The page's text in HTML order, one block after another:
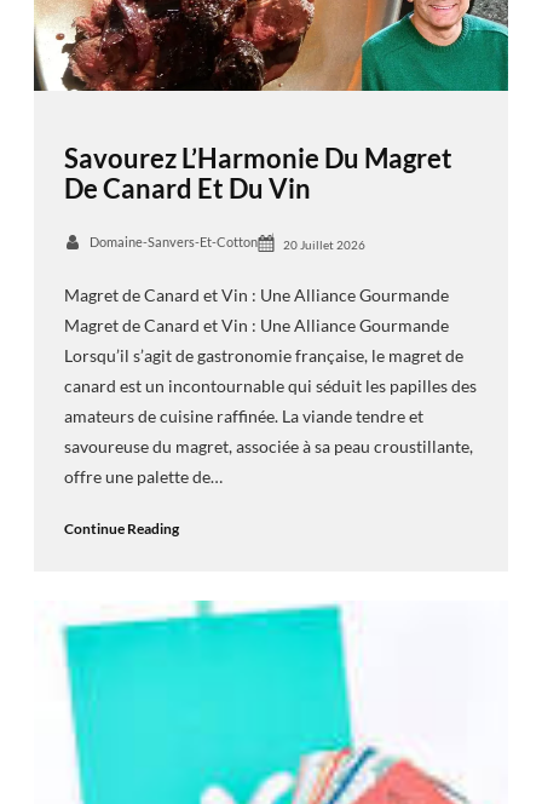
Savourez L’Harmonie Du Magret
De Canard Et Du Vin
Domaine-Sanvers-Et-Cotton 20 Juillet 2026
Magret de Canard et Vin : Une Alliance Gourmande
Magret de Canard et Vin : Une Alliance Gourmande
Lorsqu’il s’agit de gastronomie française, le magret de
canard est un incontournable qui séduit les papilles des
amateurs de cuisine raffinée. La viande tendre et
savoureuse du magret, associée à sa peau croustillante,
offre une palette de…
Continue Reading